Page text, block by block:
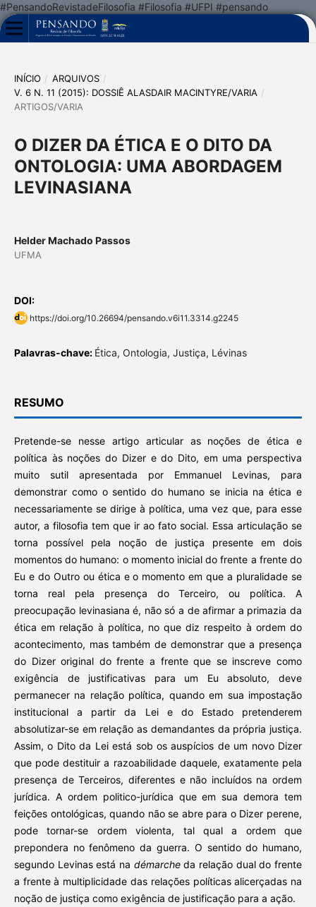
#PensandoRevistadeFilosofia #Filosofia #UFPI #pensando
INÍCIO / ARQUIVOS /
V. 6 N. 11 (2015): DOSSIÊ ALASDAIR MACINTYRE/VARIA /
ARTIGOS/VARIA
O DIZER DA ÉTICA E O DITO DA
ONTOLOGIA: UMA ABORDAGEM
LEVINASIANA
Helder Machado Passos
UFMA
DOI:
https://doi.org/10.26694/pensando.v6i11.3314.g2245
Palavras-chave: Ética, Ontologia, Justiça, Lévinas
RESUMO
Pretende-se nesse artigo articular as noções de ética e
política às noções do Dizer e do Dito, em uma perspectiva
muito sutil apresentada por Emmanuel Levinas, para
demonstrar como o sentido do humano se inicia na ética e
necessariamente se dirige à política, uma vez que, para esse
autor, a filosofia tem que ir ao fato social. Essa articulação se
torna possível pela noção de justiça presente em dois
momentos do humano: o momento inicial do frente a frente do
Eu e do Outro ou ética e o momento em que a pluralidade se
torna real pela presença do Terceiro, ou política. A
preocupação levinasiana é, não só a de afirmar a primazia da
ética em relação à política, no que diz respeito à ordem do
acontecimento, mas também de demonstrar que a presença
do Dizer original do frente a frente que se inscreve como
exigência de justificativas para um Eu absoluto, deve
permanecer na relação política, quando em sua impostação
institucional a partir da Lei e do Estado pretenderem
absolutizar-se em relação as demandantes da própria justiça.
Assim, o Dito da Lei está sob os auspícios de um novo Dizer
que pode destituir a razoabilidade daquele, exatamente pela
presença de Terceiros, diferentes e não incluídos na ordem
jurídica. A ordem politico-jurídica que em sua demora tem
feições ontológicas, quando não se abre para o Dizer perene,
pode tornar-se ordem violenta, tal qual a ordem que
prepondera no fenômeno da guerra. O sentido do humano,
segundo Levinas está na démarcheda relação dual do frente
a frente à multiplicidade das relações políticas alicerçadas na
noção de justiça como exigência de justificação para a ação.